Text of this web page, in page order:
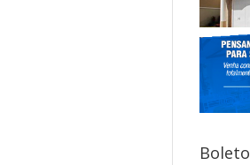
Boleto